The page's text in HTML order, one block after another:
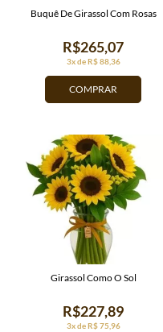
COMPRAR
3x de R$ 88,36
R$265,07
Buquê De Girassol Com Rosas
3x de R$ 75,96
R$227,89
Girassol Como O Sol